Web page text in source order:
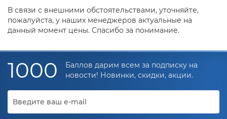
В связи с внешними обстоятельствами, уточняйте,
пожалуйста, у наших менеджеров актуальные на
данный момент цены. Спасибо за понимание.
1000
Баллов дарим всем за подписку на
новости! Новинки, скидки, акции.